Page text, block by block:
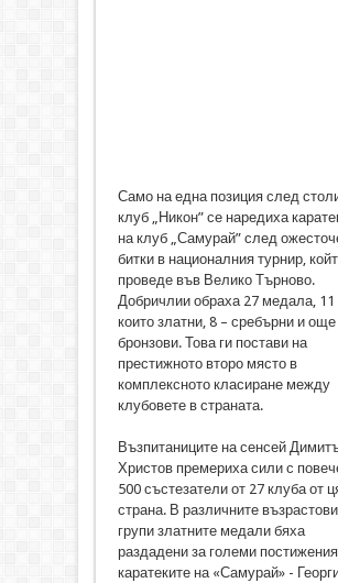
Само на една позиция след
клуб „Никон” се наредиха
на клуб „Самурай” след
битки в националния турнир,
проведе във Велико Търново.
Добричлии обраха 27 медала, 11
които златни, 8 – сребърни и още
бронзови. Това ги постави на
престижното второ място в
комплексното класиране между
клубовете в страната.
Възпитаниците на сенсей
Христов премериха сили с
500 състезатели от 27 клуба от
страна. В различните възрастови
групи златните медали бяха
раздадени за големи
каратеките на «Самурай» -